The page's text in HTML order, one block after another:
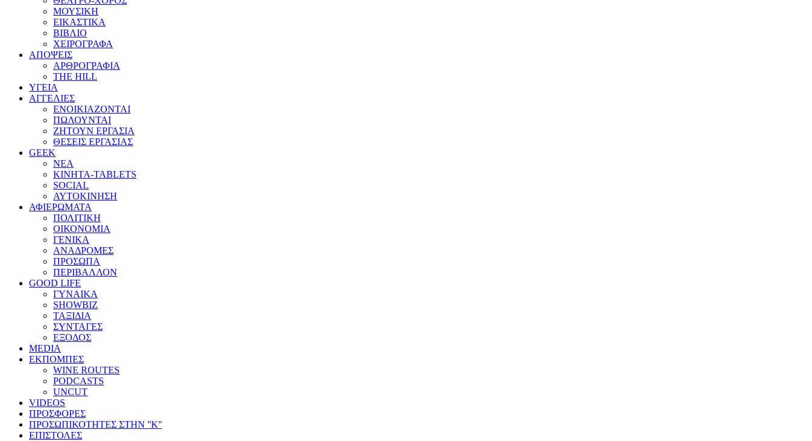
ΜΟΥΣΙΚΗ
ΕΙΚΑΣΤΙΚΑ
ΒΙΒΛΙΟ
ΧΕΙΡΟΓΡΑΦΑ
ΑΠΟΨΕΙΣ
ΑΡΘΡΟΓΡΑΦΙΑ
THE HILL
ΥΓΕΙΑ
ΑΓΓΕΛΙΕΣ
ΕΝΟΙΚΙΑΖΟΝΤΑΙ
ΠΩΛΟΥΝΤΑΙ
ΖΗΤΟΥΝ ΕΡΓΑΣΙΑ
ΘΕΣΕΙΣ ΕΡΓΑΣΙΑΣ
GEEK
ΝΕΑ
ΚΙΝΗΤΑ-TABLETS
SOCIAL
ΑΥΤΟΚΙΝΗΣΗ
ΑΦΙΕΡΩΜΑΤΑ
ΠΟΛΙΤΙΚΗ
ΟΙΚΟΝΟΜΙΑ
ΓΕΝΙΚΑ
ΑΝΑΔΡΟΜΕΣ
ΠΡΟΣΩΠΑ
ΠΕΡΙΒΑΛΛΟΝ
GOOD LIFE
ΓΥΝΑΙΚΑ
SHOWBIZ
ΤΑΞΙΔΙΑ
ΣΥΝΤΑΓΕΣ
ΕΞΟΔΟΣ
MEDIA
ΕΚΠΟΜΠΕΣ
WINE ROUTES
PODCASTS
UNCUT
VIDEOS
ΠΡΟΣΦΟΡΕΣ
ΠΡΟΣΩΠΙΚΟΤΗΤΕΣ ΣΤΗΝ ''Κ''
ΕΠΙΣΤΟΛΕΣ